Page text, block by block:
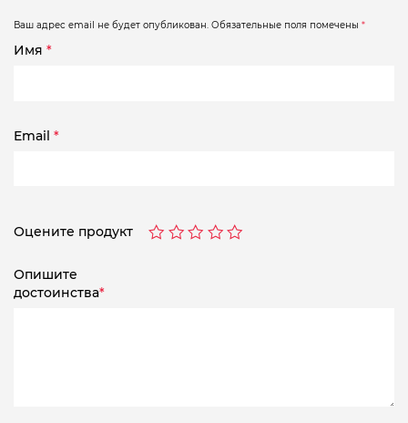
Ваш адрес email не будет опубликован. Обязательные поля помечены *
Имя *
Email *
Оцените продукт
Опишите
достоинства*